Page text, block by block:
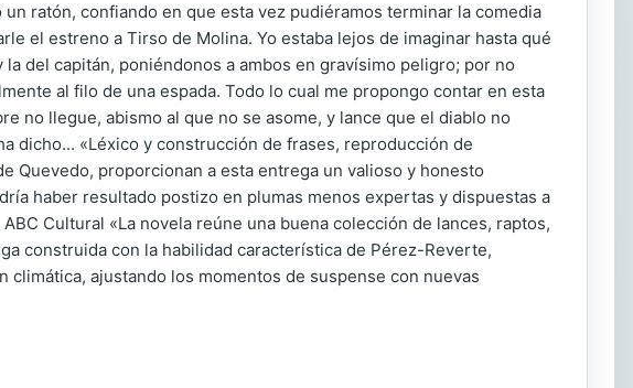
ratón, confiando en que esta vez pudiéramos terminar la comedia
el estreno a Tirso de Molina. Yo estaba lejos de imaginar hasta qué
del capitán, poniéndonos a ambos en gravísimo peligro; por no
al filo de una espada. Todo lo cual me propongo contar en esta
no llegue, abismo al que no se asome, y lance que el diablo no
dicho... «Léxico y construcción de frases, reproducción de
Quevedo, proporcionan a esta entrega un valioso y honesto
haber resultado postizo en plumas menos expertas y dispuestas a
Cultural «La novela reúne una buena colección de lances, raptos,
construida con la habilidad característica de Pérez-Reverte,
ajustando los momentos de suspense con nuevas